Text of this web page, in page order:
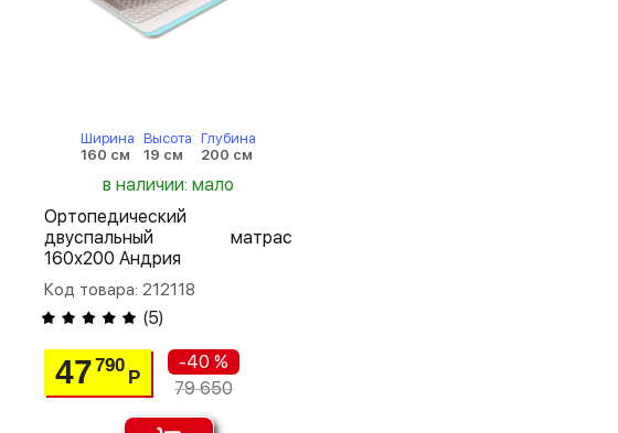
Ширина
160 см
Высота
19 см
Глубина
200 см
в наличии: мало
Ортопедический
двуспальный матрас
160х200 Андрия
Код товара: 212118
(5)
47790
Р
-40 %
79 650